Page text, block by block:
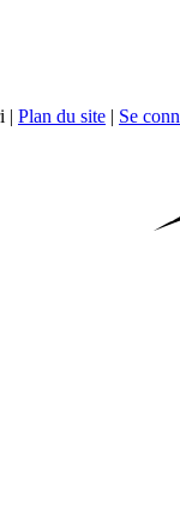
| Plan du site | Se